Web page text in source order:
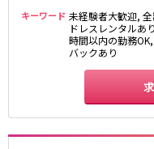
キーワード 未経験者大歓迎,
ドレスレンタルあ
時間以内の勤務
バックあり
京成千葉線
千葉中央駅
京成津田沼駅